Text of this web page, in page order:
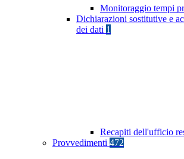
Monitoraggio tempi
Dichiarazioni sostitutive e
dei dati 1
Recapiti dell'ufficio
Provvedimenti 472